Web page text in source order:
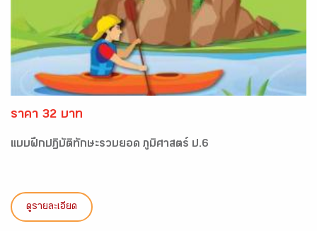
ราคา 32 บาท
แบบฝึกปฏิบัติทักษะรวบยอด ภูมิศาสตร์ ป.6
ดูรายละเอียด